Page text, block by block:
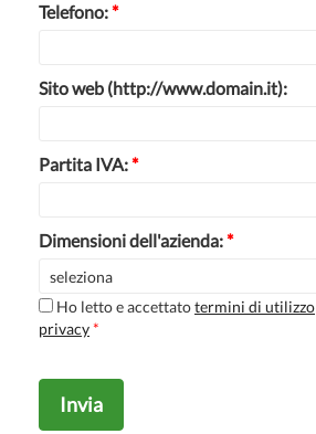
Telefono:*
Sito web (http://www.domain.it):
Partita IVA:*
Dimensioni dell'azienda:*
Ho letto e accettatotermini di utilizzo
privacy*
Invia